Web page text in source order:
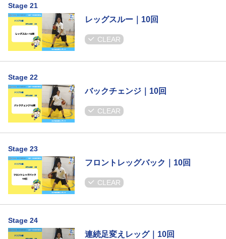
Stage 21
レッグスルー｜10回
CLEAR
Stage 22
バックチェンジ｜10回
CLEAR
Stage 23
フロントレッグバック｜10回
CLEAR
Stage 24
連続足変えレッグ｜10回